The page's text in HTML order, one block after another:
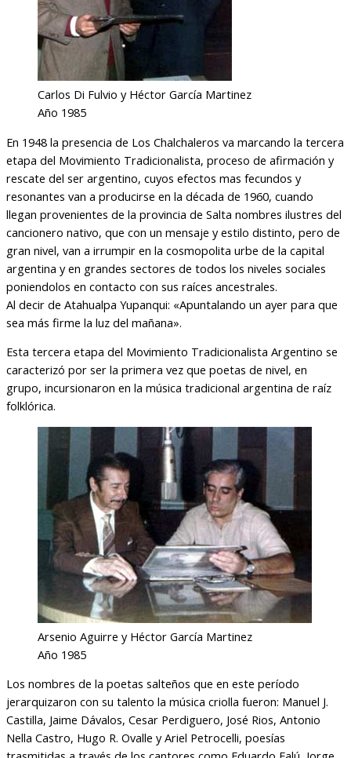
Carlos Di Fulvio y Héctor García Martinez
Año 1985
En 1948 la presencia de Los Chalchaleros va marcando la tercera
etapa del Movimiento Tradicionalista, proceso de afirmación y
rescate del ser argentino, cuyos efectos mas fecundos y
resonantes van a producirse en la década de 1960, cuando
llegan provenientes de la provincia de Salta nombres ilustres del
cancionero nativo, que con un mensaje y estilo distinto, pero de
gran nivel, van a irrumpir en la cosmopolita urbe de la capital
argentina y en grandes sectores de todos los niveles sociales
poniendolos en contacto con sus raíces ancestrales.
Al decir de Atahualpa Yupanqui: «Apuntalando un ayer para que
sea más firme la luz del mañana».
Esta tercera etapa del Movimiento Tradicionalista Argentino se
caracterizó por ser la primera vez que poetas de nivel, en
grupo, incursionaron en la música tradicional argentina de raíz
folklórica.
Arsenio Aguirre y Héctor García Martinez
Año 1985
Los nombres de la poetas salteños que en este período
jerarquizaron con su talento la música criolla fueron: Manuel J.
Castilla, Jaime Dávalos, Cesar Perdiguero, José Rios, Antonio
Nella Castro, Hugo R. Ovalle y Ariel Petrocelli, poesías